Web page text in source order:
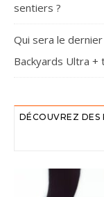
sentiers ?
Qui sera le
Backyards Ultra +
DÉCOUVREZ DES